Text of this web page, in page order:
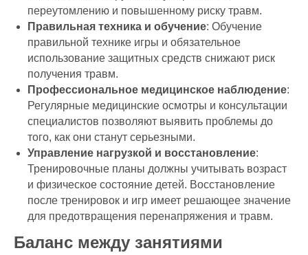
переутомлению и повышенному риску травм.
Правильная техника и обучение: Обучение
правильной технике игры и обязательное
использование защитных средств снижают риск
получения травм.
Профессиональное медицинское наблюдение:
Регулярные медицинские осмотры и консультации
специалистов позволяют выявить проблемы до
того, как они станут серьезными.
Управление нагрузкой и восстановление:
Тренировочные планы должны учитывать возраст
и физическое состояние детей. Восстановление
после тренировок и игр имеет решающее значение
для предотвращения перенапряжения и травм.
Баланс между занятиями